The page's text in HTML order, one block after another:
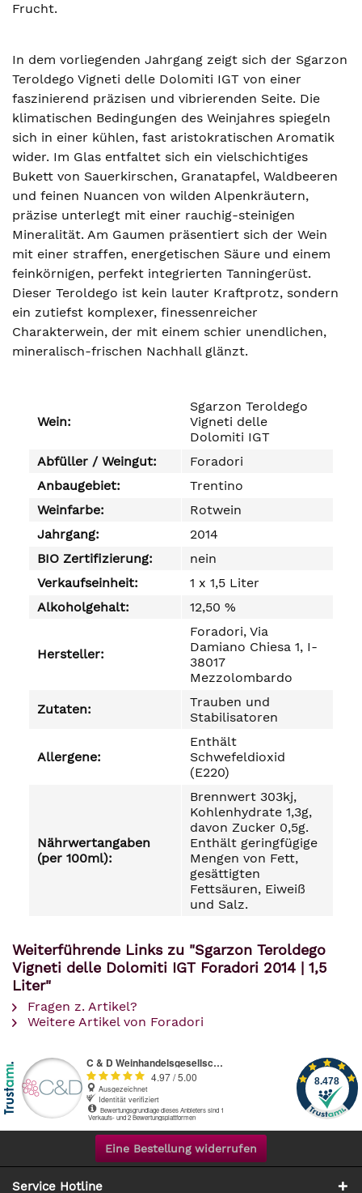
Frucht.
In dem vorliegenden Jahrgang zeigt sich der Sgarzon
Teroldego Vigneti delle Dolomiti IGT von einer
faszinierend präzisen und vibrierenden Seite. Die
klimatischen Bedingungen des Weinjahres spiegeln
sich in einer kühlen, fast aristokratischen Aromatik
wider. Im Glas entfaltet sich ein vielschichtiges
Bukett von Sauerkirschen, Granatapfel, Waldbeeren
und feinen Nuancen von wilden Alpenkräutern,
präzise unterlegt mit einer rauchig-steinigen
Mineralität. Am Gaumen präsentiert sich der Wein
mit einer straffen, energetischen Säure und einem
feinkörnigen, perfekt integrierten Tanningerüst.
Dieser Teroldego ist kein lauter Kraftprotz, sondern
ein zutiefst komplexer, finessenreicher
Charakterwein, der mit einem schier unendlichen,
mineralisch-frischen Nachhall glänzt.
Wein:
Sgarzon Teroldego
Vigneti delle
Dolomiti IGT
Abfüller / Weingut:
Foradori
Anbaugebiet:
Trentino
Weinfarbe:
Rotwein
Jahrgang:
2014
BIO Zertifizierung:
nein
Verkaufseinheit:
1 x 1,5 Liter
Alkoholgehalt:
12,50 %
Hersteller:
Foradori, Via
Damiano Chiesa 1, I-
38017
Mezzolombardo
Zutaten:
Trauben und
Stabilisatoren
Allergene:
Enthält
Schwefeldioxid
(E220)
Nährwertangaben
(per 100ml):
Brennwert 303kj,
Kohlenhydrate 1,3g,
davon Zucker 0,5g.
Enthält geringfügige
Mengen von Fett,
gesättigten
Fettsäuren, Eiweiß
und Salz.
Weiterführende Links zu "Sgarzon Teroldego
Vigneti delle Dolomiti IGT Foradori 2014 | 1,5
Liter"
Fragen z. Artikel?
Weitere Artikel von Foradori
Eine Bestellung widerrufen
Service Hotline